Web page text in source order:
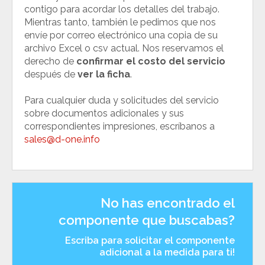
contigo para acordar los detalles del trabajo.
Mientras tanto, también le pedimos que nos
envíe por correo electrónico una copia de su
archivo Excel o csv actual. Nos reservamos el
derecho de confirmar el costo del servicio
después de ver la ficha.
Para cualquier duda y solicitudes del servicio
sobre documentos adicionales y sus
correspondientes impresiones, escríbanos a
sales@d-one.info
No has encontrado el
componente que buscabas?
Escriba para solicitar el componente
adicional a la medida para ti!